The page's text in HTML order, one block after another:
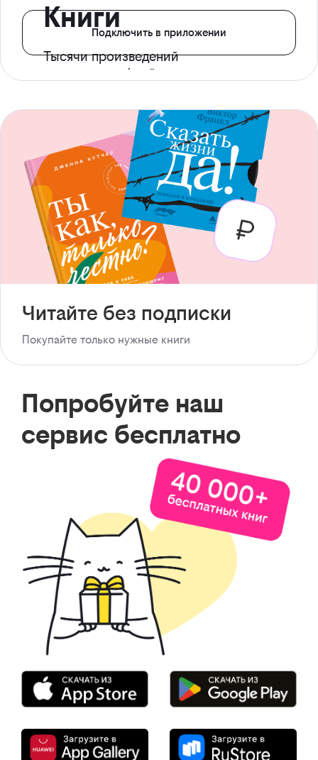
Книги
Тысячи произведений
с доступом офлайн
Подключить в приложении
Читайте без подписки
Покупайте только нужные книги
Попробуйте наш
сервис бесплатно